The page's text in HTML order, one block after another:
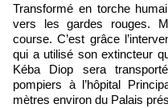
Transformé en torche
vers les gardes rouges.
course. C’est grâce
qui a utilisé son extincteur
Kéba Diop sera
pompiers à l’hôpital
mètres environ du Palais